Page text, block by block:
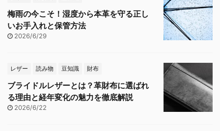
梅雨の今こそ！湿度から本革を守る正し
いお手入れと保管方法
2026/6/29
レザー 読み物 豆知識 財布
ブライドルレザーとは？革財布に選ばれ
る理由と経年変化の魅力を徹底解説
2026/6/22